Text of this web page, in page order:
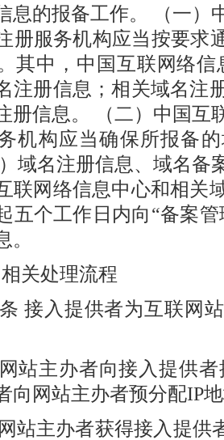
息的报备工作。 （一）
册服务机构应当按要求
其中，中国互联网络
注册信息；相关域名注
册信息。 （二）中国互
机构应当确保所报备
域名注册信息、域名备
联网络信息中心和相关
五个工作日内向“备案
。
关处理流程
接入提供者为互联网
网站主办者向接入提供
向网站主办者预分配IP
网站主办者获得接入提